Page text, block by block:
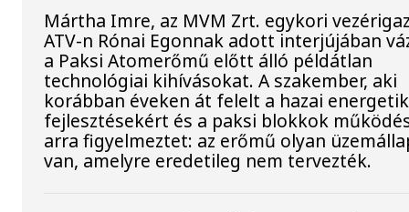
Mártha Imre, az MVM Zrt. egykori
ATV-n Rónai Egonnak adott interjújában
a Paksi Atomerőmű előtt álló példátlan
technológiai kihívásokat. A szakember, aki
korábban éveken át felelt a hazai
fejlesztésekért és a paksi blokkok
arra figyelmeztet: az erőmű olyan
van, amelyre eredetileg nem tervezték.